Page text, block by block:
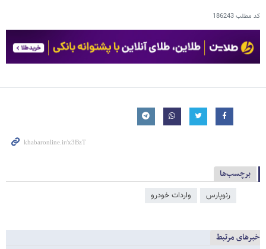
کد مطلب186243
برچسب‌ها
رنوپارس واردات خودرو
خبرهای مرتبط